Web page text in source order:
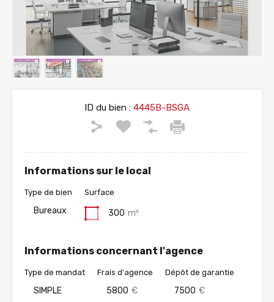
ID du bien : 4445B-BSGA
Informations sur le local
Type de bien
Bureaux
Surface
300 m²
Informations concernant l'agence
Type de mandat
SIMPLE
Frais d'agence
5800 €
Dépôt de garantie
7500 €